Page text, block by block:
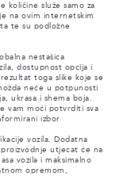
količine služe samo za
na ovim internetskim
te su podložne
nestašica
dostupnost opcija i
toga slike koje se
neće u potpunosti
ukrasa i shema boja.
vam moći potvrditi sva
izbor
vozila. Dodatna
utjecat će na
vozila i maksimalno
opremom,